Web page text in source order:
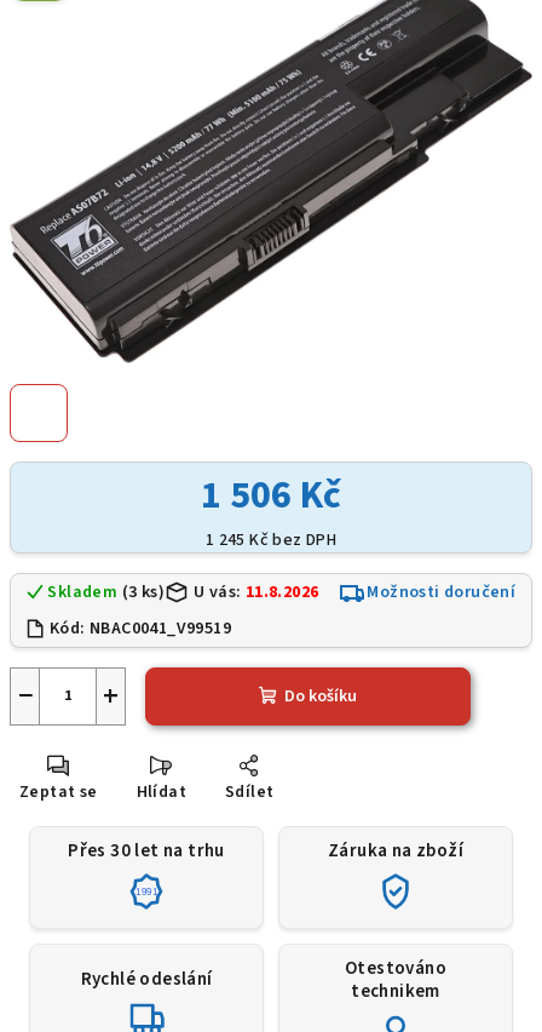
1 506 Kč
1 245 Kč bez DPH
Skladem (3 ks) U vás: 11.8.2026
Možnosti doručení
Kód: NBAC0041_V99519
+
− Do košíku
Zeptat se Hlídat Sdílet
hvězdiček.
Přes 30 let na trhu
1991
Záruka na zboží
Rychlé odeslání
Otestováno
technikem